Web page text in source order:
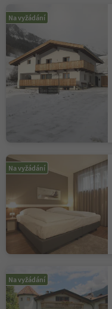
Na vyžádání
Na vyžádání
Na vyžádání